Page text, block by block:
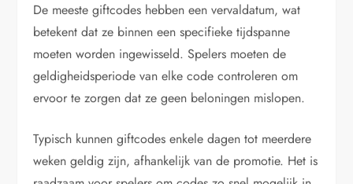
De meeste giftcodes hebben een vervaldatum, wat
betekent dat ze binnen een specifieke tijdspanne
moeten worden ingewisseld. Spelers moeten de
geldigheidsperiode van elke code controleren om
ervoor te zorgen dat ze geen beloningen mislopen.
Typisch kunnen giftcodes enkele dagen tot meerdere
weken geldig zijn, afhankelijk van de promotie. Het is